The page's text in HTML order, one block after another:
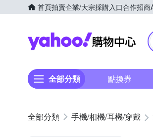
首頁拍賣企業/大宗採購入口合作招商
全部分類 點換券
手機/相機/耳機/穿戴